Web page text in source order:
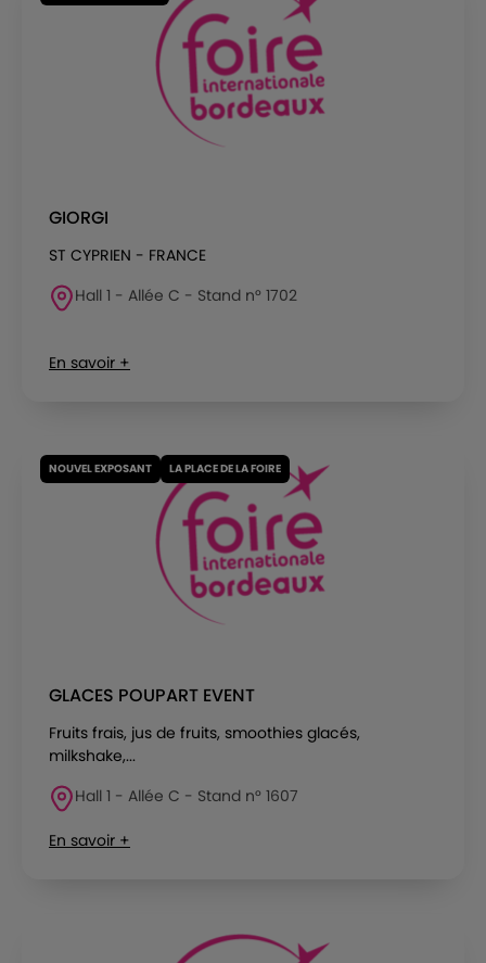
GIORGI
ST CYPRIEN - FRANCE
Hall 1 - Allée C - Stand n° 1702
En savoir +
NOUVEL EXPOSANT LA PLACE DE LA FOIRE
GLACES POUPART EVENT
Fruits frais, jus de fruits, smoothies glacés,
milkshake,...
Hall 1 - Allée C - Stand n° 1607
En savoir +